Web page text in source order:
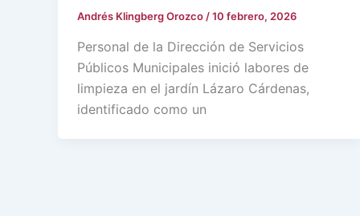
Andrés Klingberg Orozco/10 febrero, 2026
Personal de la Dirección de Servicios
Públicos Municipales inició labores de
limpieza en el jardín Lázaro Cárdenas,
identificado como un